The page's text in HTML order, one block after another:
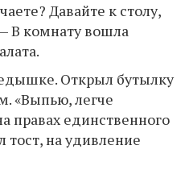
Давайте к столу,
В комнату вошла
Открыл бутылку
«Выпью, легче
правах единственного
на удивление